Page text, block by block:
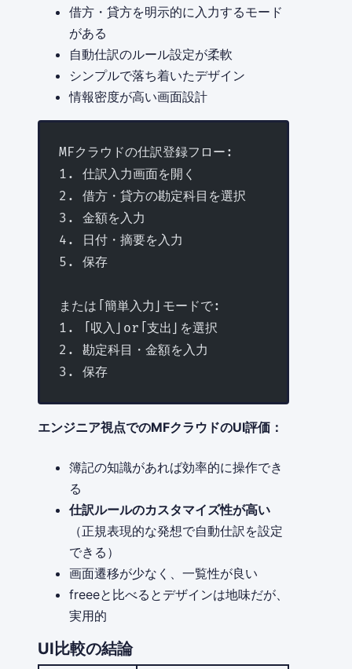
借方・貸方を明示的に入力するモード
がある
自動仕訳のルール設定が柔軟
シンプルで落ち着いたデザイン
情報密度が高い画面設計
MFクラウドの仕訳登録フロー:
1. 仕訳入力画面を開く
2. 借方・貸方の勘定科目を選択
3. 金額を入力
4. 日付・摘要を入力
5. 保存
または「簡単入力」モードで:
1. 「収入」or「支出」を選択
2. 勘定科目・金額を入力
3. 保存
エンジニア視点でのMFクラウドのUI評価：
簿記の知識があれば効率的に操作でき
る
仕訳ルールのカスタマイズ性が高い
（正規表現的な発想で自動仕訳を設定
できる）
画面遷移が少なく、一覧性が良い
freeeと比べるとデザインは地味だが、
実用的
UI比較の結論